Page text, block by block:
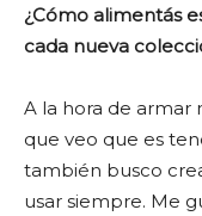
¿Cómo alimentás
cada nueva
A la hora de armar
que veo que es
también busco
usar siempre. Me